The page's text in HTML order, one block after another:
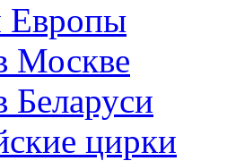
Европы
Москве
Беларуси
цирки